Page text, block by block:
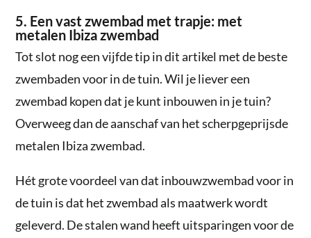
5. Een vast zwembad met trapje: met
metalen Ibiza zwembad
Tot slot nog een vijfde tip in dit artikel met de beste
zwembaden voor in de tuin. Wil je liever een
zwembad kopen dat je kunt inbouwen in je tuin?
Overweeg dan de aanschaf van het scherpgeprijsde
metalen Ibiza zwembad.
Hét grote voordeel van dat inbouwzwembad voor in
de tuin is dat het zwembad als maatwerk wordt
geleverd. De stalen wand heeft uitsparingen voor de